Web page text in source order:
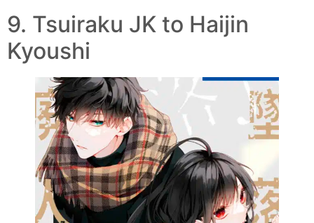
9. Tsuiraku JK to Haijin
Kyoushi